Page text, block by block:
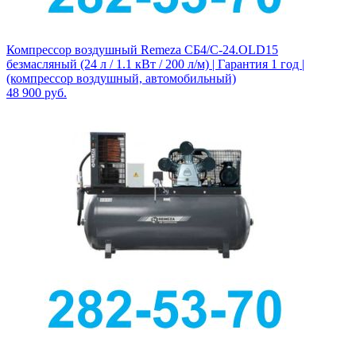
Компрессор воздушный Remeza СБ4/С-24.OLD15
безмасляный (24 л / 1.1 кВт / 200 л/м) | Гарантия 1 год |
(компрессор воздушный, автомобильный)
48 900 руб.